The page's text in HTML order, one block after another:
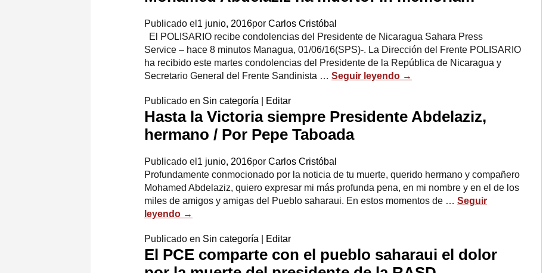
Publicado el 1 junio, 2016por Carlos Cristóbal
El POLISARIO recibe condolencias del Presidente de Nicaragua Sahara Press
Service – ‎hace 8 minutos‎ Managua, 01/06/16(SPS)-. La Dirección del Frente POLISARIO
ha recibido este martes condolencias del Presidente de la República de Nicaragua y
Secretario General del Frente Sandinista … Seguir leyendo →
Publicado en Sin categoría Editar
Hasta la Victoria siempre Presidente Abdelaziz,
hermano / Por Pepe Taboada
Publicado el 1 junio, 2016por Carlos Cristóbal
Profundamente conmocionado por la noticia de tu muerte, querido hermano y compañero
Mohamed Abdelaziz, quiero expresar mi más profunda pena, en mi nombre y en el de los
miles de amigos y amigas del Pueblo saharaui. En estos momentos de … Seguir
leyendo →
Publicado en Sin categoría Editar
El PCE comparte con el pueblo saharaui el dolor